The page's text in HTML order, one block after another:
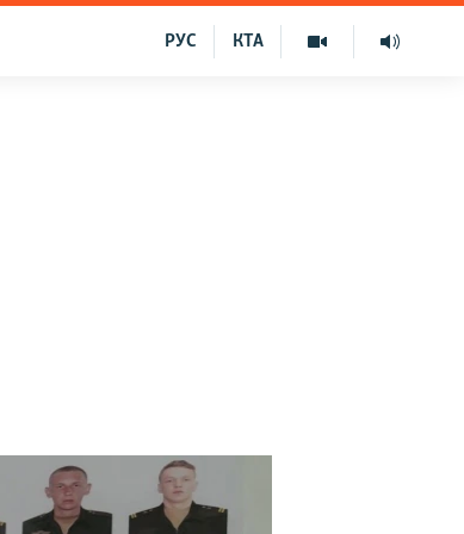
КТА
РУС